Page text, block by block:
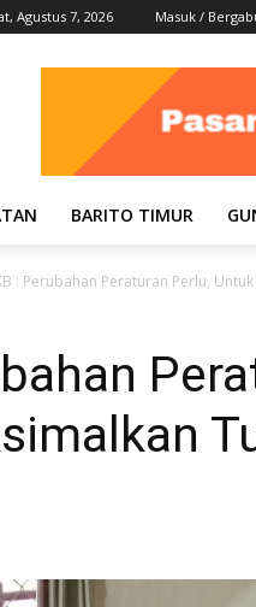
Agustus 7, 2026 Masuk /
BARITO TIMUR
: Perubahan Peraturan Perlu,